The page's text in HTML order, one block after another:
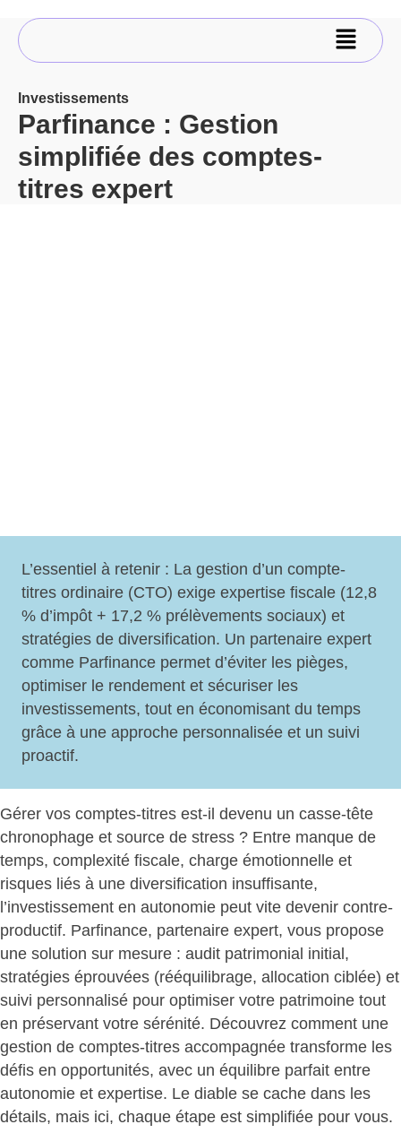
Investissements
Parfinance : Gestion
simplifiée des comptes-
titres expert
L’essentiel à retenir : La gestion d’un compte-
titres ordinaire (CTO) exige expertise fiscale (12,8
% d’impôt + 17,2 % prélèvements sociaux) et
stratégies de diversification. Un partenaire expert
comme Parfinance permet d’éviter les pièges,
optimiser le rendement et sécuriser les
investissements, tout en économisant du temps
grâce à une approche personnalisée et un suivi
proactif.
Gérer vos comptes-titres est-il devenu un casse-tête
chronophage et source de stress ? Entre manque de
temps, complexité fiscale, charge émotionnelle et
risques liés à une diversification insuffisante,
l’investissement en autonomie peut vite devenir contre-
productif. Parfinance, partenaire expert, vous propose
une solution sur mesure : audit patrimonial initial,
stratégies éprouvées (rééquilibrage, allocation ciblée) et
suivi personnalisé pour optimiser votre patrimoine tout
en préservant votre sérénité. Découvrez comment une
gestion de comptes-titres accompagnée transforme les
défis en opportunités, avec un équilibre parfait entre
autonomie et expertise. Le diable se cache dans les
détails, mais ici, chaque étape est simplifiée pour vous.